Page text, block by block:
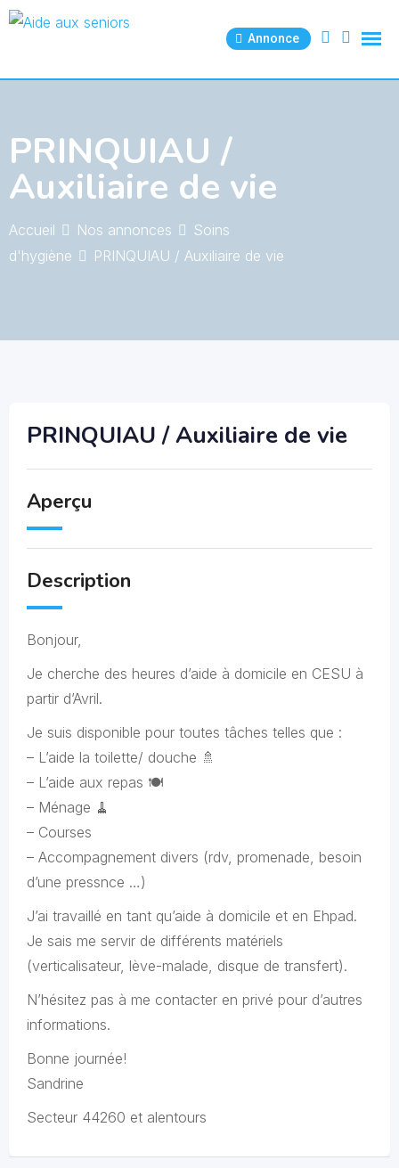
Skip
Annonce
PRINQUIAU /
Auxiliaire de vie
Accueil Nos annonces
Soins
d'hygiène
PRINQUIAU / Auxiliaire de vie
PRINQUIAU / Auxiliaire de vie
Aperçu
Description
Bonjour,
Je cherche des heures d’aide à domicile en CESU à
partir d’Avril.
Je suis disponible pour toutes tâches telles que :
– L’aide la toilette/ douche 🚿
– L’aide aux repas 🍽️
– Ménage 🧹
– Courses
– Accompagnement divers (rdv, promenade, besoin
d’une pressnce …)
J’ai travaillé en tant qu’aide à domicile et en Ehpad.
Je sais me servir de différents matériels
(verticalisateur, lève-malade, disque de transfert).
N’hésitez pas à me contacter en privé pour d’autres
informations.
Bonne journée!
Sandrine
Secteur 44260 et alentours